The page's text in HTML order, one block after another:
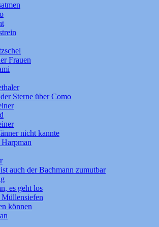
Frauen
Sterne über Como
nicht kannte
auch der Bachmann zumutbar
es geht los
können